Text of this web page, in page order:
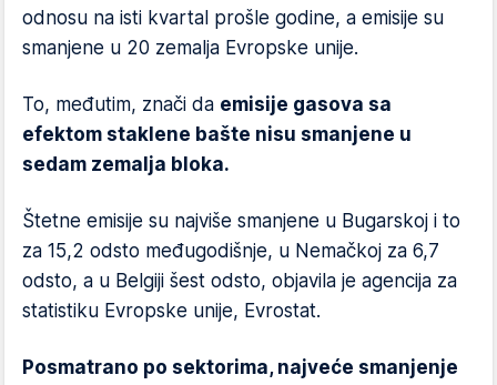
odnosu na isti kvartal prošle godine, a emisije su
smanjene u 20 zemalja Evropske unije.
To, međutim, znači da emisije gasova sa
efektom staklene bašte nisu smanjene u
sedam zemalja bloka.
Štetne emisije su najviše smanjene u Bugarskoj i to
za 15,2 odsto međugodišnje, u Nemačkoj za 6,7
odsto, a u Belgiji šest odsto, objavila je agencija za
statistiku Evropske unije, Evrostat.
Posmatrano po sektorima, najveće smanjenje